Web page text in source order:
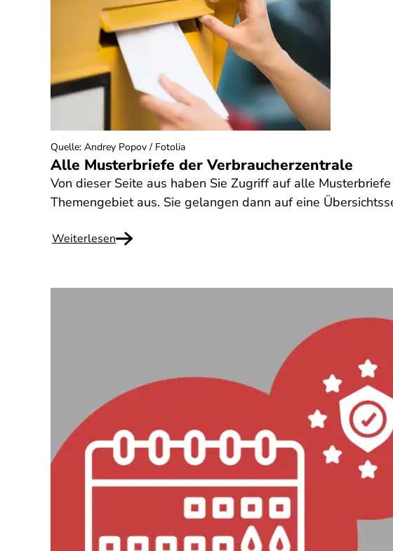
Alle Musterbriefe der Verbraucherzentrale
Von dieser Seite aus haben Sie Zugriff auf alle
Themengebiet aus. Sie gelangen dann auf eine
Weiterlesen
Quelle: Andrey Popov / Fotolia